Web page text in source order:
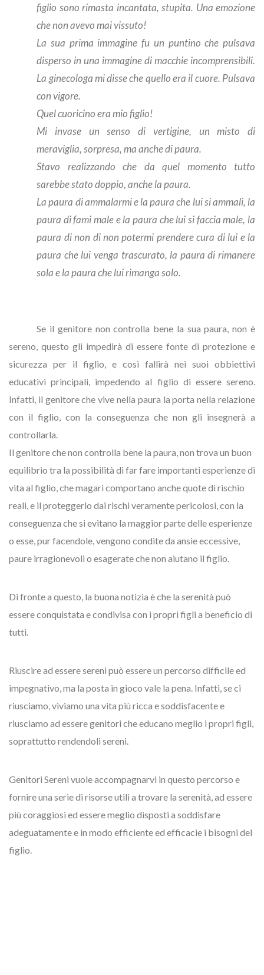
figlio sono rimasta incantata, stupita. Una emozione
che non avevo mai vissuto!
La sua prima immagine fu un puntino che pulsava
disperso in una immagine di macchie incomprensibili.
La ginecologa mi disse che quello era il cuore. Pulsava
con vigore.
Quel cuoricino era mio figlio!
Mi invase un senso di vertigine, un misto di
meraviglia, sorpresa, ma anche di paura.
Stavo realizzando che da quel momento tutto
sarebbe stato doppio, anche la paura.
La paura di ammalarmi e la paura che lui si ammali, la
paura di fami male e la paura che lui si faccia male, la
paura di non di non potermi prendere cura di lui e la
paura che lui venga trascurato, la paura di rimanere
sola e la paura che lui rimanga solo.
Se il genitore non controlla bene la sua paura, non è
sereno, questo gli impedirà di essere fonte di protezione e
sicurezza per il figlio, e così fallirà nei suoi obbiettivi
educativi principali, impedendo al figlio di essere sereno.
Infatti, il genitore che vive nella paura la porta nella relazione
con il figlio, con la conseguenza che non gli insegnerà a
controllarla.
Il genitore che non controlla bene la paura, non trova un buon
equilibrio tra la possibilità di far fare importanti esperienze di
vita al figlio, che magari comportano anche quote di rischio
reali, e il proteggerlo dai rischi veramente pericolosi, con la
conseguenza che si evitano la maggior parte delle esperienze
o esse, pur facendole, vengono condite da ansie eccessive,
paure irragionevoli o esagerate che non aiutano il figlio.
Di fronte a questo, la buona notizia è che la serenità può
essere conquistata e condivisa con i propri figli a beneficio di
tutti.
Riuscire ad essere sereni può essere un percorso difficile ed
impegnativo, ma la posta in gioco vale la pena. Infatti, se ci
riusciamo, viviamo una vita più ricca e soddisfacente e
riusciamo ad essere genitori che educano meglio i propri figli,
soprattutto rendendoli sereni.
Genitori Sereni vuole accompagnarvi in questo percorso e
fornire una serie di risorse utili a trovare la serenità, ad essere
più coraggiosi ed essere meglio disposti a soddisfare
adeguatamente e in modo efficiente ed efficacie i bisogni del
figlio.